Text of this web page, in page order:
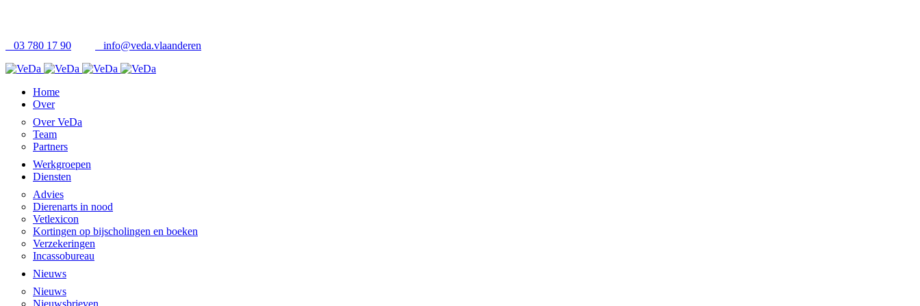
03 780 17 90 info@veda.vlaanderen
Home
Over
Over VeDa
Team
Partners
Werkgroepen
Diensten
Advies
Dierenarts in nood
Vetlexicon
Kortingen op bijscholingen en boeken
Verzekeringen
Incassobureau
Nieuws
Nieuws
Nieuwsbrieven